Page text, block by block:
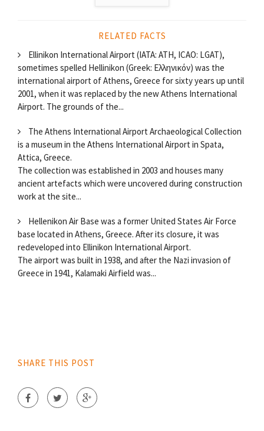
RELATED FACTS
Ellinikon International Airport (IATA: ATH, ICAO: LGAT),
sometimes spelled Hellinikon (Greek: Ελληνικόν) was the
international airport of Athens, Greece for sixty years up until
2001, when it was replaced by the new Athens International
Airport. The grounds of the...
The Athens International Airport Archaeological Collection
is a museum in the Athens International Airport in Spata,
Attica, Greece.
The collection was established in 2003 and houses many
ancient artefacts which were uncovered during construction
work at the site...
Hellenikon Air Base was a former United States Air Force
base located in Athens, Greece. After its closure, it was
redeveloped into Ellinikon International Airport.
The airport was built in 1938, and after the Nazi invasion of
Greece in 1941, Kalamaki Airfield was...
SHARE THIS POST